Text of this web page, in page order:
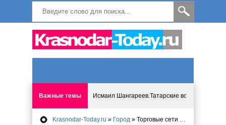
Важные темы Исмаил Шангареев.Татарские встречи на
Программа «Мир без слёз» впервые в Анапе:
Krasnodar-Today.ru » Город » Торговые сети "заморозили" стоимость 56 самых важных товаров